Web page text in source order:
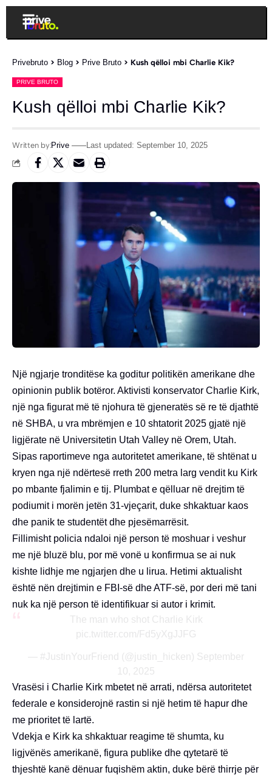
Privebruto > Blog > Prive Bruto > Kush qëlloi mbi Charlie Kik?
PRIVE BRUTO
Kush qëlloi mbi Charlie Kik?
Written by:Prive Last updated: September 10, 2025
Një ngjarje tronditëse ka goditur politikën amerikane dhe
opinionin publik botëror. Aktivisti konservator Charlie Kirk,
një nga figurat më të njohura të gjeneratës së re të djathtë
në SHBA, u vra mbrëmjen e 10 shtatorit 2025 gjatë një
ligjërate në Universitetin Utah Valley në Orem, Utah.
Sipas raportimeve nga autoritetet amerikane, të shtënat u
kryen nga një ndërtesë rreth 200 metra larg vendit ku Kirk
po mbante fjalimin e tij. Plumbat e qëlluar në drejtim të
podiumit i morën jetën 31-vjeçarit, duke shkaktuar kaos
dhe panik te studentët dhe pjesëmarrësit.
Fillimisht policia ndaloi një person të moshuar i veshur
me një bluzë blu, por më vonë u konfirmua se ai nuk
kishte lidhje me ngjarjen dhe u lirua. Hetimi aktualisht
është nën drejtimin e FBI-së dhe ATF-së, por deri më tani
nuk ka një person të identifikuar si autor i krimit.
The man who shot Charlie Kirk
pic.twitter.com/Fd5yXgJJFG
— #JustinYourFriend (@justin_hicken) September
10, 2025
Vrasësi i Charlie Kirk mbetet në arrati, ndërsa autoritetet
federale e konsiderojnë rastin si një hetim të hapur dhe
me prioritet të lartë.
Vdekja e Kirk ka shkaktuar reagime të shumta, ku
ligjvënës amerikanë, figura publike dhe qytetarë të
thjeshtë kanë dënuar fuqishëm aktin, duke bërë thirrje për